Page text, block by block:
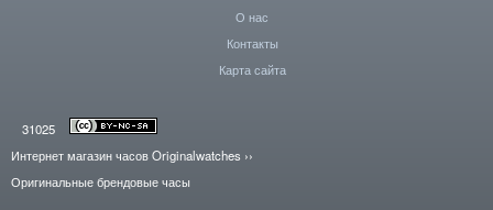
О нас
Контакты
Карта сайта
31025
Интернет магазин часов Originalwatches ››
Оригинальные брендовые часы